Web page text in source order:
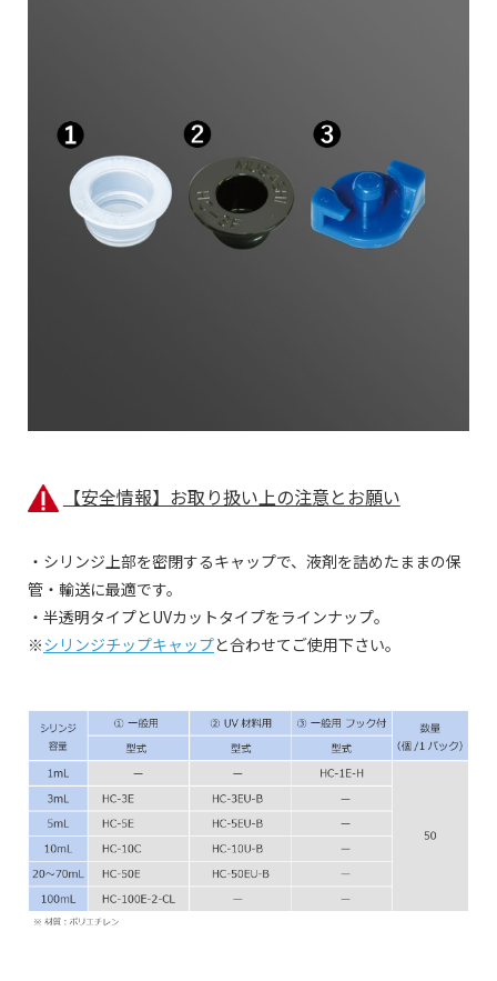
【安全情報】お取り扱い上の注意とお願い
・シリンジ上部を密閉するキャップで、液剤を詰めたままの保
管・輸送に最適です。
・半透明タイプとUVカットタイプをラインナップ。
※シリンジチップキャップと合わせてご使用下さい。